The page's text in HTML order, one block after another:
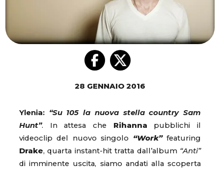
28 GENNAIO 2016
Ylenia: “Su 105 la nuova stella country Sam
Hunt”. In attesa che Rihanna pubblichi il
videoclip del nuovo singolo “Work”featuring
Drake, quarta instant-hit tratta dall’album “Anti”
di imminente uscita, siamo andati alla scoperta